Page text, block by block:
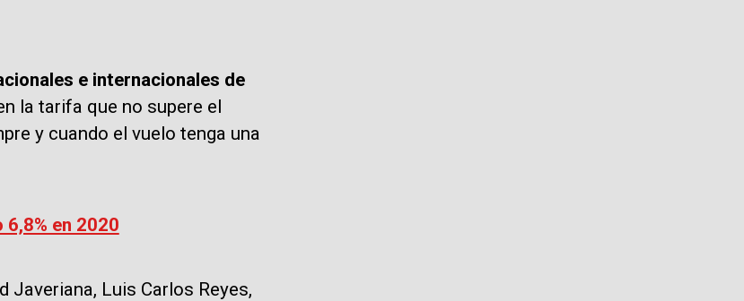
e internacionales de
la tarifa que no supere el
y cuando el vuelo tenga una
en 2020
Javeriana, Luis Carlos Reyes,